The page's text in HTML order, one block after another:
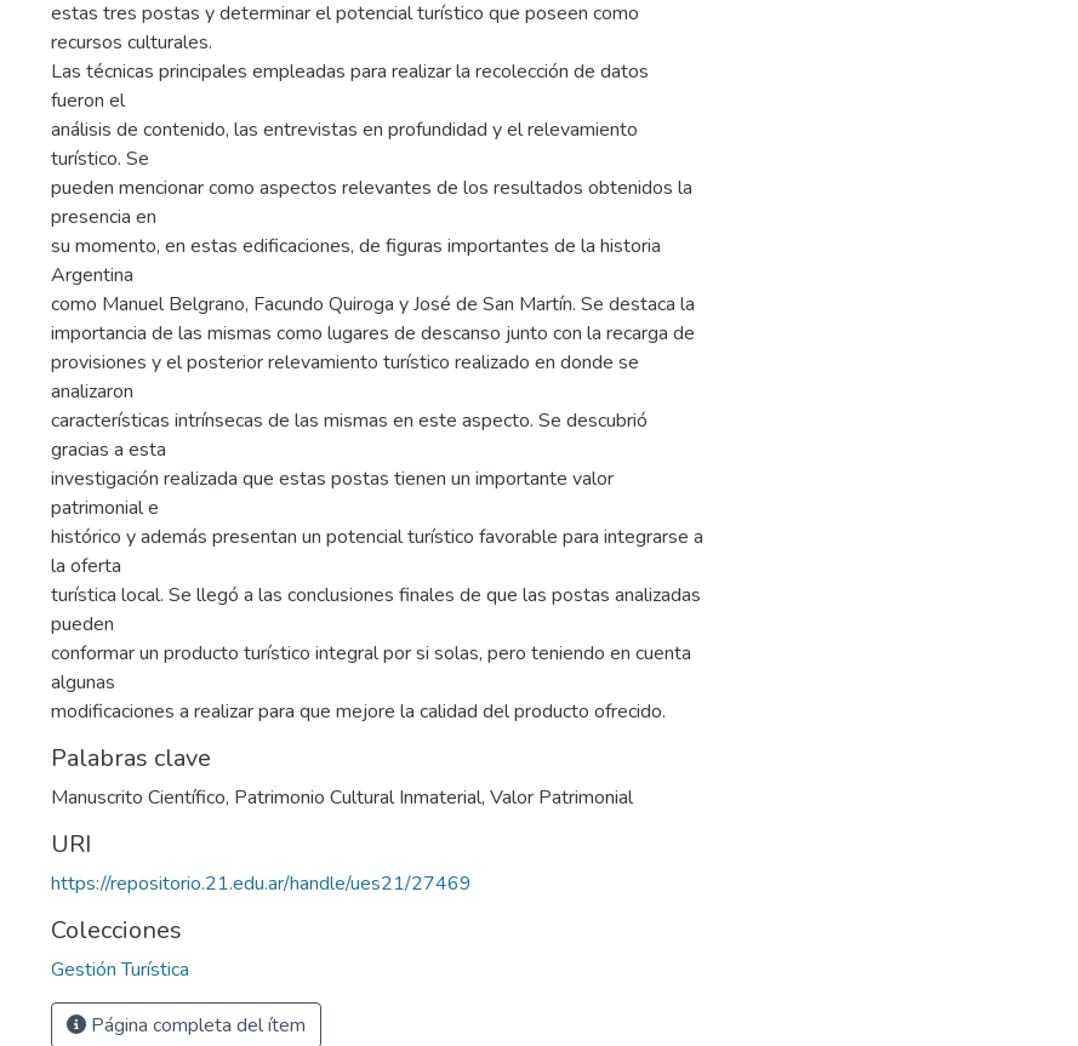
estas tres postas y determinar el potencial turístico que poseen como
recursos culturales.
Las técnicas principales empleadas para realizar la recolección de datos
fueron el
análisis de contenido, las entrevistas en profundidad y el relevamiento
turístico. Se
pueden mencionar como aspectos relevantes de los resultados obtenidos la
presencia en
su momento, en estas edificaciones, de figuras importantes de la historia
Argentina
como Manuel Belgrano, Facundo Quiroga y José de San Martín. Se destaca la
importancia de las mismas como lugares de descanso junto con la recarga de
provisiones y el posterior relevamiento turístico realizado en donde se
analizaron
características intrínsecas de las mismas en este aspecto. Se descubrió
gracias a esta
investigación realizada que estas postas tienen un importante valor
patrimonial e
histórico y además presentan un potencial turístico favorable para integrarse a
la oferta
turística local. Se llegó a las conclusiones finales de que las postas analizadas
pueden
conformar un producto turístico integral por si solas, pero teniendo en cuenta
algunas
modificaciones a realizar para que mejore la calidad del producto ofrecido.
Palabras clave
Manuscrito Científico, Patrimonio Cultural Inmaterial, Valor Patrimonial
URI
https://repositorio.21.edu.ar/handle/ues21/27469
Colecciones
Gestión Turística
Página completa del ítem